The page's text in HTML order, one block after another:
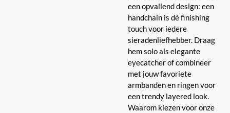
een opvallend design: een
handchain is dé finishing
touch voor iedere
sieradenliefhebber. Draag
hem solo als elegante
eyecatcher of combineer
met jouw favoriete
armbanden en ringen voor
een trendy layered look.
Waarom kiezen voor onze